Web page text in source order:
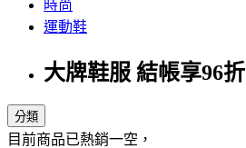
時尚
運動鞋
大牌鞋服 結帳享96折
分類
目前商品已熱銷一空，